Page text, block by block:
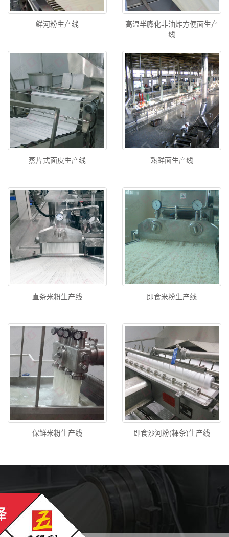
鲜河粉生产线
高温半膨化非油炸方便面生产
线
蒸片式面皮生产线 熟鲜面生产线
直条米粉生产线 即食米粉生产线
保鲜米粉生产线 即食沙河粉(粿条)生产线